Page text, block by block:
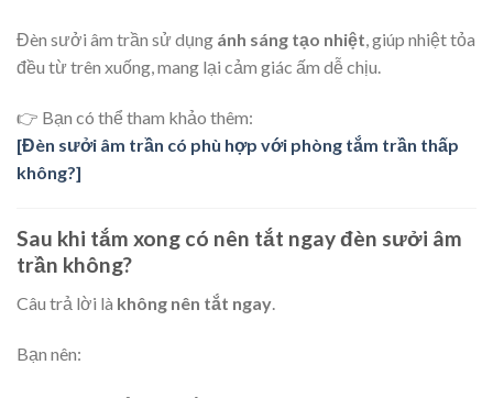
Đèn sưởi âm trần sử dụng ánh sáng tạo nhiệt , giúp nhiệt tỏa
đều từ trên xuống, mang lại cảm giác ấm dễ chịu.
👉 Bạn có thể tham khảo thêm:
[Đèn sưởi âm trần có phù hợp với phòng tắm trần thấp
không?]
Sau khi tắm xong có nên tắt ngay đèn sưởi âm
trần không?
Câu trả lời là không nên tắt ngay.
Bạn nên: